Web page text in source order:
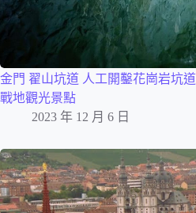
金門 翟山坑道 人工開鑿花崗岩坑
戰地觀光景點
2023 年 12 月 6 日